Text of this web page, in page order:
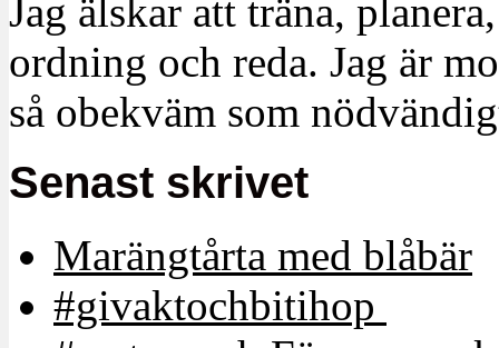
Jag älskar att träna,
ordning och reda. Jag är
så obekväm som
Senast skrivet
Marängtårta med blåbär
#givaktochbitihop